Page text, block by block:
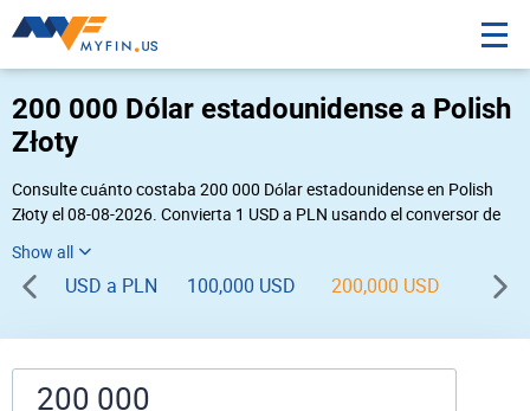
200 000 Dólar estadounidense a Polish
Złoty
Consulte cuánto costaba 200 000 Dólar estadounidense en Polish
Złoty el 08-08-2026. Convierta 1 USD a PLN usando el conversor de
«PLN USD
USD a PLN 100,000 USD 200,000 USD